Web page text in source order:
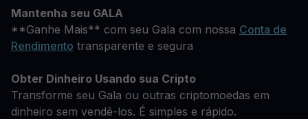
Mantenha seu GALA
**Ganhe Mais** com seu Gala com nossa Conta de
Rendimento transparente e segura
Obter Dinheiro Usando sua Cripto
Transforme seu Gala ou outras criptomoedas em
dinheiro sem vendê-los. É simples e rápido.